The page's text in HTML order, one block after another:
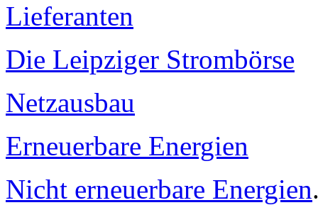
Lieferanten
Die Leipziger Strombörse
Netzausbau
Erneuerbare Energien
Nicht erneuerbare Energien